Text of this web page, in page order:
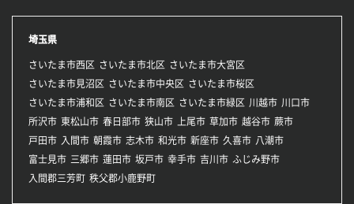
埼玉県
さいたま市西区 さいたま市北区
さいたま市大宮区
さいたま市見沼区
さいたま市中央区
さいたま市桜区
さいたま市浦和区
さいたま市南区 さいたま市緑区 川越市 川口市
所沢市 東松山市 春日部市 狭山市 上尾市 草加市 越谷市 蕨市
戸田市 入間市 朝霞市 志木市 和光市 新座市 久喜市 八潮市
富士見市 三郷市 蓮田市 坂戸市 幸手市 吉川市 ふじみ野市
入間郡三芳町 秩父郡小鹿野町